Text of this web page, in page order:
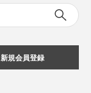
新規会員登録